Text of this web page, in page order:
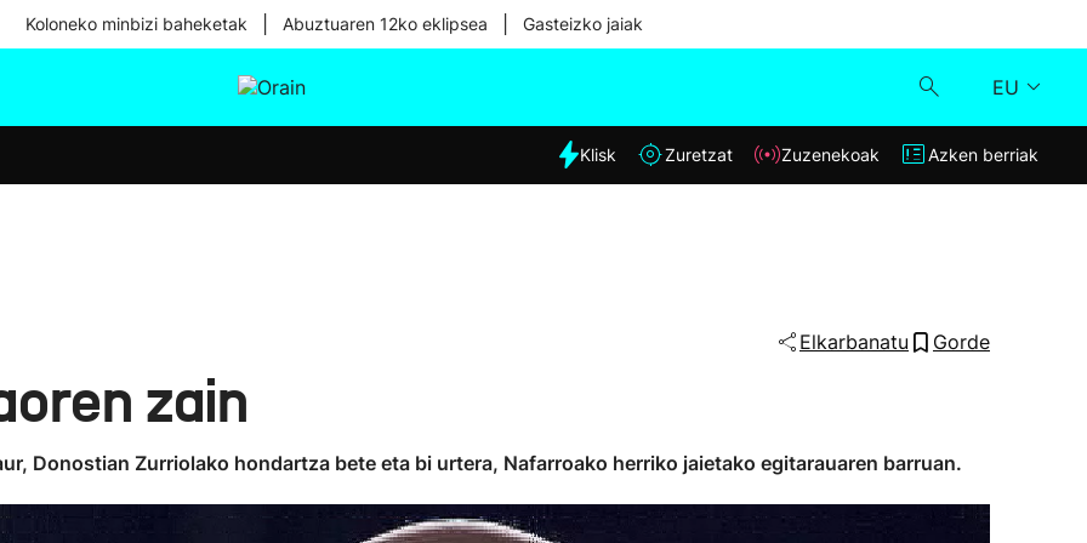
Koloneko minbizi baheketak Abuztuaren 12ko eklipsea Gasteizko jaiak
EU
Eguraldia
Klisk
Klisk Zuretzat Zuzenekoak Azken berriak
Elkarbanatu Gorde
zain
Donostian Zurriolako hondartza bete eta bi urtera, Nafarroako herriko jaietako egitarauaren barruan.